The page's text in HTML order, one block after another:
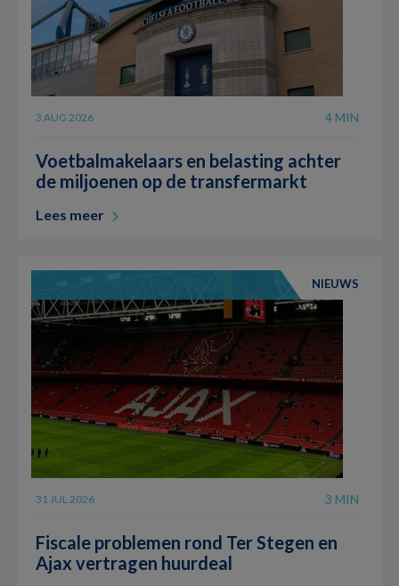
3 AUG 2026 4 MIN
Voetbalmakelaars en belasting achter
de miljoenen op de transfermarkt
Lees meer
NIEUWS
31 JUL 2026 3 MIN
Fiscale problemen rond Ter Stegen en
Ajax vertragen huurdeal